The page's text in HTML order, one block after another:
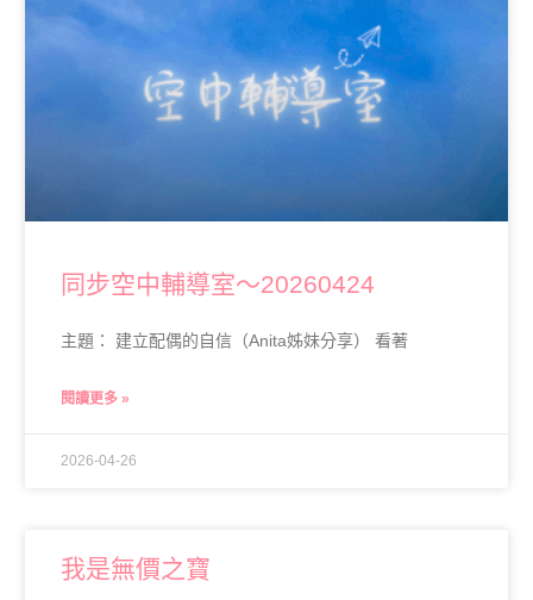
同步空中輔導室～20260424
主題： 建立配偶的自信（Anita姊妹分享） 看著
閱讀更多 »
2026-04-26
我是無價之寶